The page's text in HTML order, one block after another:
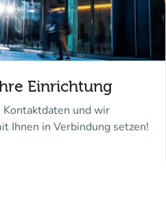
Einrichtung
und wir
Ihnen in Verbindung setzen!